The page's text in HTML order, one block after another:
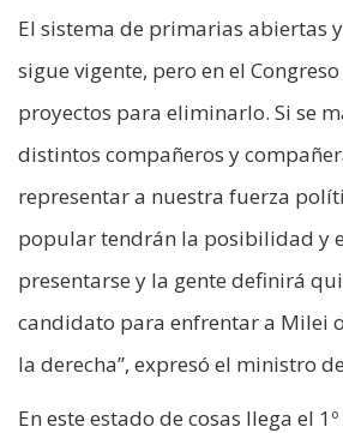
El sistema de primarias abiertas
sigue vigente, pero en el
proyectos para eliminarlo. Si se
distintos compañeros y
representar a nuestra fuerza
popular tendrán la posibilidad y
presentarse y la gente definirá
candidato para enfrentar a Milei
la derecha”, expresó el ministro
En este estado de cosas llega el